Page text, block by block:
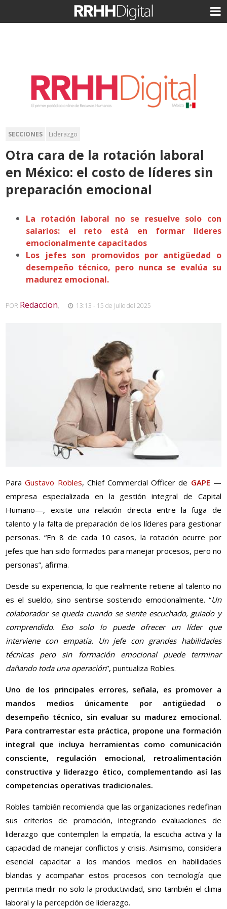
SECCIONES Liderazgo
Otra cara de la rotación laboral
en México: el costo de líderes sin
preparación emocional
La rotación laboral no se resuelve solo con
salarios: el reto está en formar líderes
emocionalmente capacitados
Los jefes son promovidos por antigüedad o
desempeño técnico, pero nunca se evalúa su
madurez emocional.
POR Redaccion, 13:13 - 15 de Julio del 2025
ParaGustavo Robles, Chief Commercial Officer de GAPE —
empresa especializada en la gestión integral de Capital
Humano—, existe una relación directa entre la fuga de
talento y la falta de preparación de los líderes para gestionar
personas. “En 8 de cada 10 casos, la rotación ocurre por
jefes que han sido formados para manejar procesos, pero no
personas”, afirma.
Desde su experiencia, lo que realmente retiene al talento no
es el sueldo, sino sentirse sostenido emocionalmente. “Un
colaborador se queda cuando se siente escuchado, guiado y
comprendido. Eso solo lo puede ofrecer un líder que
interviene con empatía. Un jefe con grandes habilidades
técnicas pero sin formación emocional puede terminar
dañando toda una operación”, puntualiza Robles.
Uno de los principales errores, señala, es promover a
mandos medios únicamente por antigüedad o
desempeño técnico, sin evaluar su madurez emocional.
Para contrarrestar esta práctica, propone una formación
integral que incluya herramientas como comunicación
consciente, regulación emocional, retroalimentación
constructiva y liderazgo ético, complementando así las
competencias operativas tradicionales.
Robles también recomienda que las organizaciones redefinan
sus criterios de promoción, integrando evaluaciones de
liderazgo que contemplen la empatía, la escucha activa y la
capacidad de manejar conflictos y crisis. Asimismo, considera
esencial capacitar a los mandos medios en habilidades
blandas y acompañar estos procesos con tecnología que
permita medir no solo la productividad, sino también el clima
laboral y la percepción de liderazgo.